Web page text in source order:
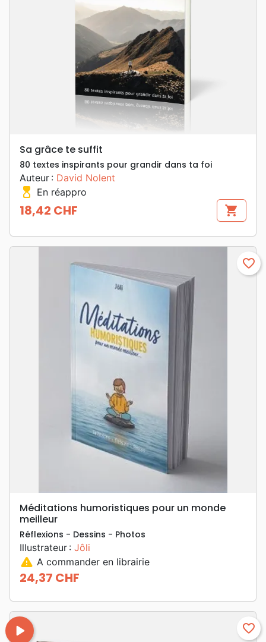
Sa grâce te suffit
80 textes inspirants pour grandir dans ta foi
Auteur : David Nolent
hourglass_top En réappro
Prix
18,42 CHF shopping_cart
favorite_border
Méditations humoristiques pour un monde
meilleur
Réflexions - Dessins - Photos
Illustrateur : Jôli
warning A commander en librairie
Prix
24,37 CHF
play_arrow favorite_border